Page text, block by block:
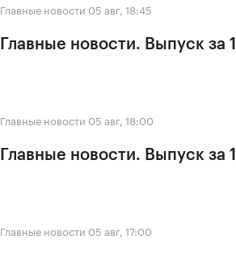
Главные новости 05 авг, 18:45
Главные новости. Выпуск
Главные новости 05 авг, 18:00
Главные новости. Выпуск
Главные новости 05 авг, 17:00